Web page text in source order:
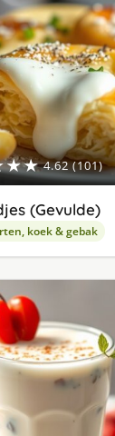
4.62 (101)
(Gevulde)
koek & gebak